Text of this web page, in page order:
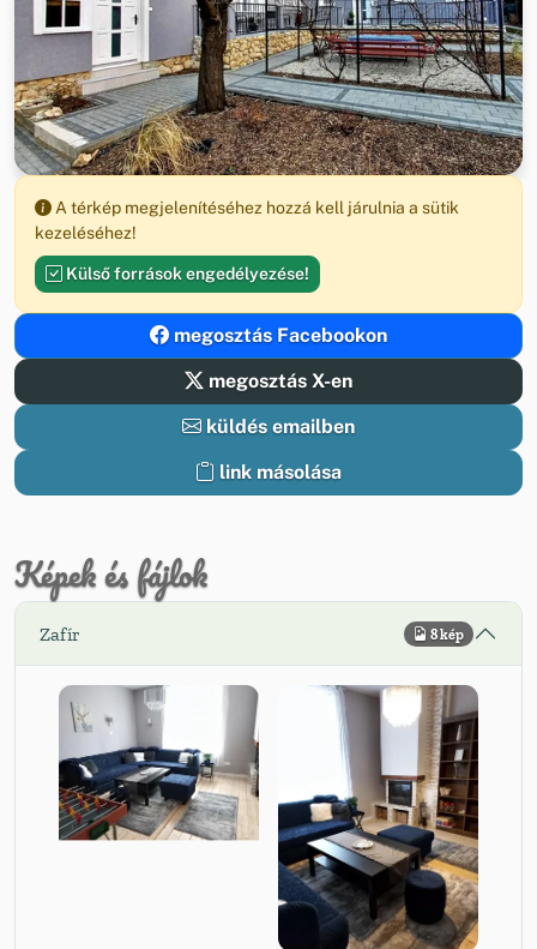
A térkép megjelenítéséhez hozzá kell járulnia a sütik
kezeléséhez!
Külső források engedélyezése!
megosztás Facebookon
megosztás X-en
küldés emailben
link másolása
Képek és fájlok
Zafír 8 kép